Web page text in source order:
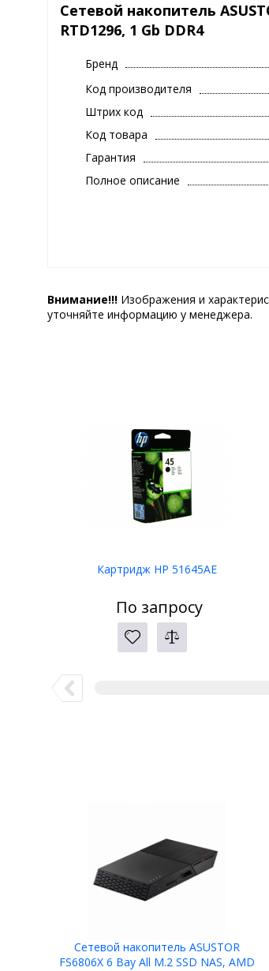
Сетевой накопитель
RTD1296, 1 Gb DDR4
Бренд
Код производителя
Штрих код
Код товара
Гарантия
Полное описание
Внимание!!! Изображения и
уточняйте информацию у менеджера.
Картридж HP 51645AE
По запросу
Сетевой накопитель ASUSTOR
FS6806X 6 Bay All M.2 SSD NAS, AMD